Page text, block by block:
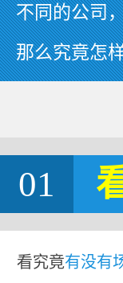
不同的公司
那么究竟怎
01
看究竟有没有